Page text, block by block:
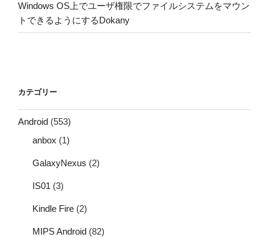
Windows OS上でユーザ権限でファイルシステムをマウン
トできるようにするDokany
カテゴリー
Android (553)
anbox (1)
GalaxyNexus (2)
IS01 (3)
Kindle Fire (2)
MIPS Android (82)